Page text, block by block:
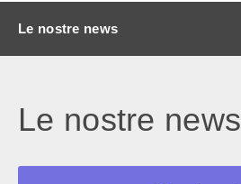
Le nostre news
Le nostre news